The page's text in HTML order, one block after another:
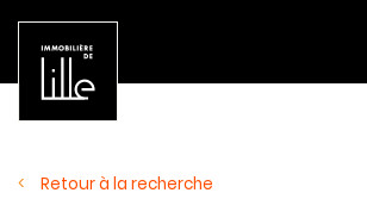
Retour à la recherche